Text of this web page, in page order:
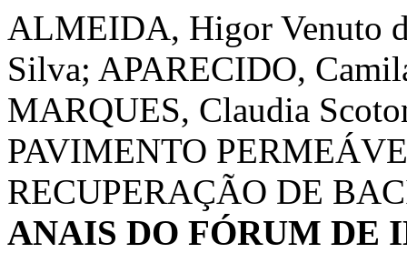
ALMEIDA, Higor Venuto
Silva; APARECIDO,
MARQUES, Claudia
PAVIMENTO
RECUPERAÇÃO DE
ANAIS DO FÓRUM DE